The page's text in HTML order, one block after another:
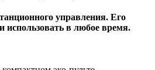
управления. Его
использовать в любое время.